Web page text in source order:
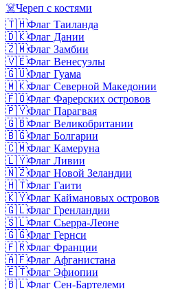
☠️Череп с костями
🇹🇭Флаг Таиланда
🇩🇰Флаг Дании
🇿🇲Флаг Замбии
🇻🇪Флаг Венесуэлы
🇬🇺Флаг Гуама
🇲🇰Флаг Северной Македонии
🇫🇴Флаг Фарерских островов
🇵🇾Флаг Парагвая
🇬🇧Флаг Великобритании
🇧🇬Флаг Болгарии
🇨🇲Флаг Камеруна
🇱🇾Флаг Ливии
🇳🇿Флаг Новой Зеландии
🇭🇹Флаг Гаити
🇰🇾Флаг Каймановых островов
🇬🇱Флаг Гренландии
🇸🇱Флаг Сьерра-Леоне
🇬🇬Флаг Гернси
🇫🇷Флаг Франции
🇦🇫Флаг Афганистана
🇪🇹Флаг Эфиопии
🇧🇱Флаг Сен-Бартелеми